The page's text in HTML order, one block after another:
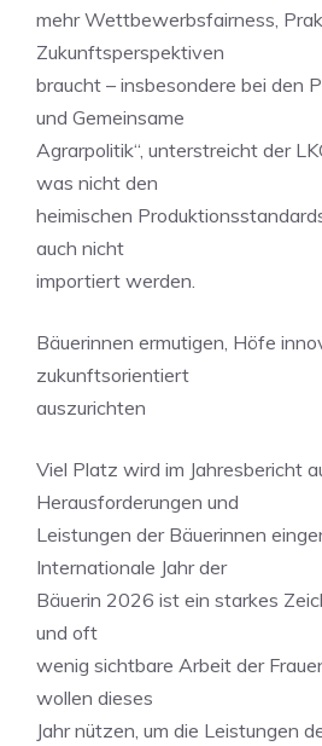
mehr Wettbewerbsfairness,
Zukunftsperspektiven
braucht – insbesondere bei den
und Gemeinsame
Agrarpolitik“, unterstreicht der
was nicht den
heimischen
auch nicht
importiert werden.
Bäuerinnen ermutigen, Höfe
zukunftsorientiert
auszurichten
Viel Platz wird im Jahresbericht
Herausforderungen und
Leistungen der Bäuerinnen
Internationale Jahr der
Bäuerin 2026 ist ein starkes
und oft
wenig sichtbare Arbeit der
wollen dieses
Jahr nützen, um die Leistungen